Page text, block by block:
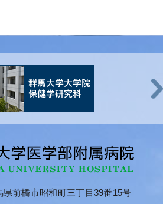
前橋市昭和町三丁目39番15号